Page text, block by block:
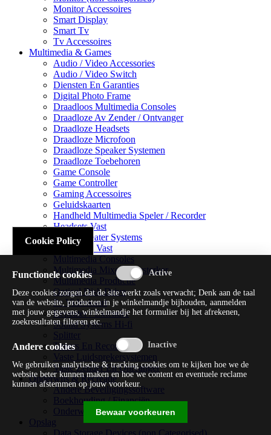
Monitor Accessoires
Smart Display
Smart Tv
Tv Accessoires
Multimedia & Games
Audio / Video Accessories
Audio / Video Switch
Diensten En Garanties
Digital Photo Frame
Draadloos Multimedia Consoles
Draadloze Av Zender / Ontvanger
Draadloze Headsets
Draadloze Microfoon
Draadloze Speaker Systemen
Draadloze Toebehoren
Game Console
Game Controller
Gaming Accessoires
Geluidskaarten
Handheld Multimedia Speler / Recorder
Headsets Vast
Home Theater Systems
Microfoon Vast
Multimedia Consoles
Multimedia Mixer / Versterker
Multimedia Productie
Optical Disk Drive
Pc Videokaart
Repeater / Extender
Sound Systems Hi-fi
Splitter
Tuners En Recorders
Vaste Luidsprekersystemen
Vaste Zender En Ontvanger
Onderwijs & Recreatie
Andere Beveiligingssoftware
Boekhouding / Financiën
Onderwijs En Wetenschappelijk
Opslag
Cookie Policy
Functionele cookies
Deze cookies zorgen dat de site werkt zoals verwacht; Denk aan de taal
van de website, producten in je winkelmandje bijhouden, aanmelden
met jouw gegevens, winkelmandje het formulier bij het afrekenen,
zoekresultaten filteren etc.
Andere cookies
We gebruiken analytische & tracking cookies om te kijken hoe we de
website beter kunnen maken en hoe we content en eventuele reclame
kunnen afstemmen op jouw voorkeur.
Bewaar voorkeuren